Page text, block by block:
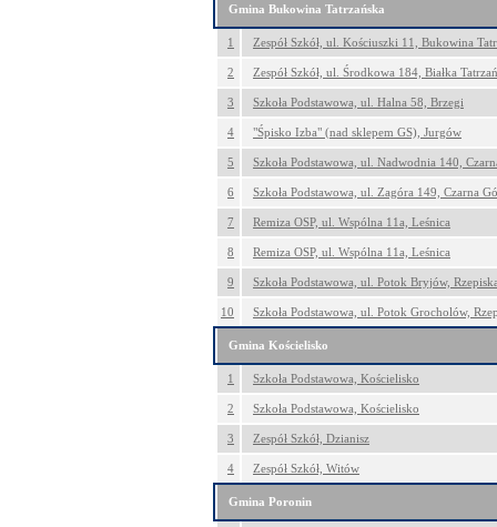
Gmina Bukowina Tatrzańska
1 Zespół Szkół, ul. Kościuszki 11, Bukowina
2 Zespół Szkół, ul. Środkowa 184, Białka
3 Szkoła Podstawowa, ul. Halna 58, Brzegi
4 "Śpisko Izba" (nad sklepem GS), Jurgów
5 Szkoła Podstawowa, ul. Nadwodnia 140,
6 Szkoła Podstawowa, ul. Zagóra 149, Czarna
7 Remiza OSP, ul. Wspólna 11a, Leśnica
8 Remiza OSP, ul. Wspólna 11a, Leśnica
9 Szkoła Podstawowa, ul. Potok Bryjów,
10 Szkoła Podstawowa, ul. Potok Grocholów,
Gmina Kościelisko
1 Szkoła Podstawowa, Kościelisko
2 Szkoła Podstawowa, Kościelisko
3 Zespół Szkół, Dzianisz
4 Zespół Szkół, Witów
Gmina Poronin